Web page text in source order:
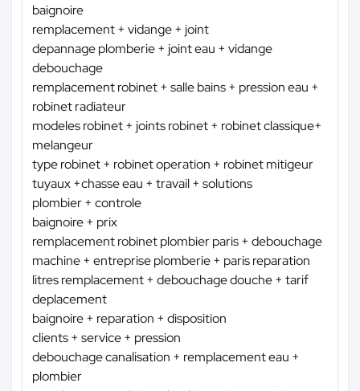
baignoire
remplacement + vidange + joint
depannage plomberie + joint eau + vidange
debouchage
remplacement robinet + salle bains + pression eau +
robinet radiateur
modeles robinet + joints robinet + robinet classique+
melangeur
type robinet + robinet operation + robinet mitigeur
tuyaux +chasse eau + travail + solutions
plombier + controle
baignoire + prix
remplacement robinet plombier paris + debouchage
machine + entreprise plomberie + paris reparation
litres remplacement + debouchage douche + tarif
deplacement
baignoire + reparation + disposition
clients + service + pression
debouchage canalisation + remplacement eau +
plombier